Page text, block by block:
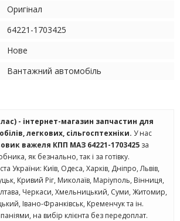
Оригінал
64221-1703425
Нове
Вантажний автомобіль
- інтернет-магазин запчастин для
легкових, сільгосптехніки. У нас
важеля КПП МАЗ 64221-1703425 за
як безнально, так і за готівку.
України: Київ, Одеса, Харків, Дніпро, Львів,
Кривий Ріг, Миколаїв, Маріуполь, Вінниця,
Черкаси, Хмельницький, Суми, Житомир,
Івано-Франківськ, Кременчук та ін.
на вибір клієнта без передоплат.